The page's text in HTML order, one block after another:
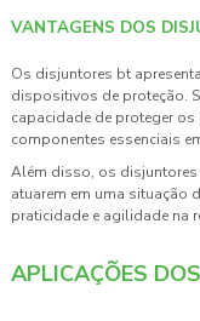
VANTAGENS DOS
Os disjuntores bt
dispositivos de proteção.
capacidade de proteger
componentes essenciais
Além disso, os
atuarem em uma situação
praticidade e agilidade na
APLICAÇÕES